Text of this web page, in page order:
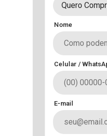
Quero
Nome
Celular /
E-mail